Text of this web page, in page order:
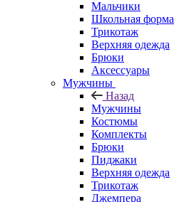
Мальчики
Школьная форма
Трикотаж
Верхняя одежда
Брюки
Аксессуары
Мужчины
Назад
Мужчины
Костюмы
Комплекты
Брюки
Пиджаки
Верхняя одежда
Трикотаж
Джемпера